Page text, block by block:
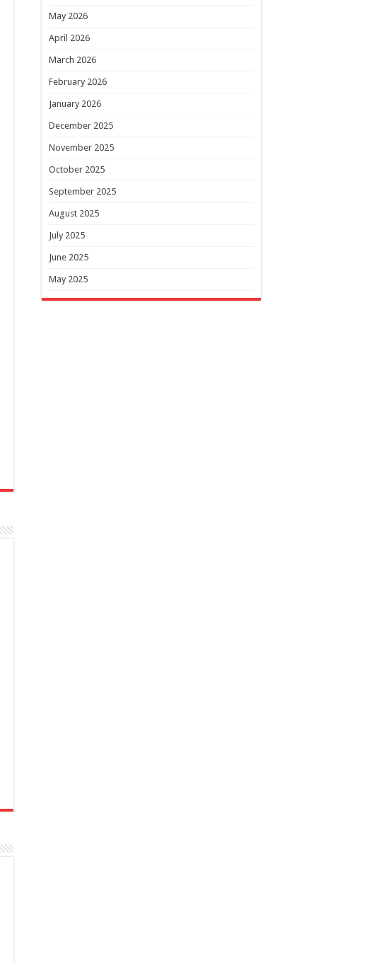
May 2026
April 2026
March 2026
February 2026
January 2026
December 2025
November 2025
October 2025
September 2025
August 2025
July 2025
June 2025
May 2025